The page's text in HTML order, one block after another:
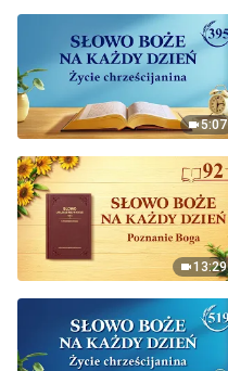
5:07
13:29